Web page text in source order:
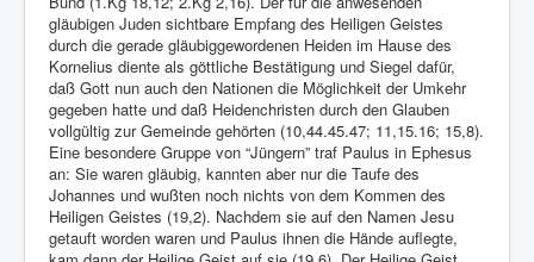
gläubigen Juden sichtbare Empfang des Heiligen Geistes
durch die gerade gläubiggewordenen Heiden im Hause des
Kornelius diente als göttliche Bestätigung und Siegel dafür,
daß Gott nun auch den Nationen die Möglichkeit der Umkehr
gegeben hatte und daß Heidenchristen durch den Glauben
vollgültig zur Gemeinde gehörten (10,44.45.47; 11,15.16; 15,8).
Eine besondere Gruppe von “Jüngern” traf Paulus in Ephesus
an: Sie waren gläubig, kannten aber nur die Taufe des
Johannes und wußten noch nichts von dem Kommen des
Heiligen Geistes (19,2). Nachdem sie auf den Namen Jesu
getauft worden waren und Paulus ihnen die Hände auflegte,